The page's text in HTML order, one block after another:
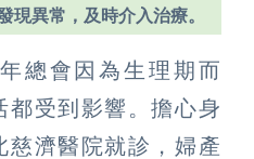
現異常，及時介入治療。
總會因為生理期而
都受到影響。擔心身
慈濟醫院就診，婦產